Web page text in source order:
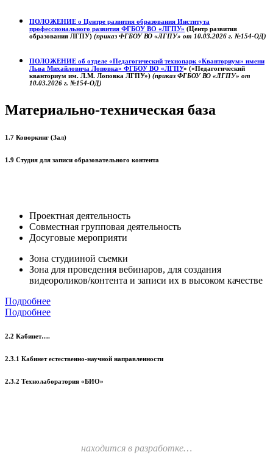
ПОЛОЖЕНИЕ о Центре развития образования Института
профессионального развития ФГБОУ ВО «ЛГПУ» (Центр развития
образования ЛГПУ) (приказ ФГБОУ ВО «ЛГПУ» от 10.03.2026 г. №154-ОД)
ПОЛОЖЕНИЕ об отделе «Педагогический технопарк «Кванториум» имени
Льва Михайловича Лоповка» ФГБОУ ВО «ЛГПУ» («Педагогический
кванториум им. Л.М. Лоповка ЛГПУ») (приказ ФГБОУ ВО «ЛГПУ» от
10.03.2026 г. №154-ОД)
Материально-техническая база
1.7 Коворкинг (Зал)
1.9 Студия для записи образовательного контента
Проектная деятельность
Совместная групповая деятельность
Досуговые мероприяти
Зона студииной съемки
Зона для проведения вебинаров, для создания
видеороликов/контента и записи их в высоком качестве
Подробнее
Подробнее
2.2 Кабинет….
2.3.1 Кабинет естественно-научной направленности
2.3.2 Технолаборатория «БИО»
находится в разработке…